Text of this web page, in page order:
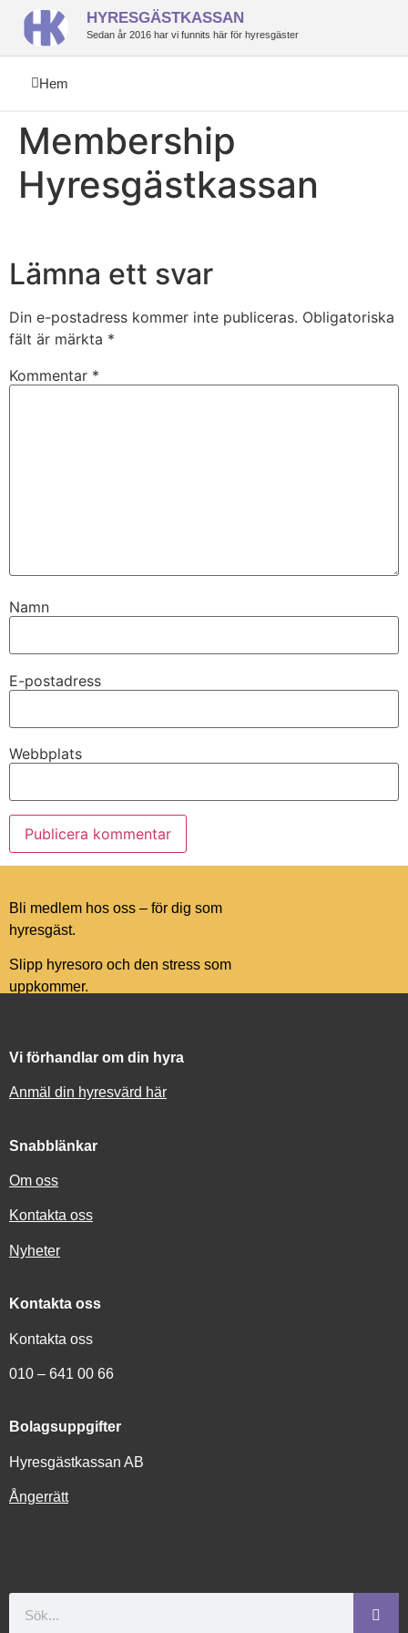
HYRESGÄSTKASSAN
Sedan år 2016 har vi funnits här för hyresgäster
Hem
Membership
Hyresgästkassan
Lämna ett svar
Din e-postadress kommer inte publiceras. Obligatoriska
fält är märkta *
Kommentar *
Namn
E-postadress
Webbplats
Bli medlem hos oss – för dig som
hyresgäst.
Slipp hyresoro och den stress som
uppkommer.
Vi förhandlar om din hyra
Anmäl din hyresvärd här
Snabblänkar
Om oss
Kontakta oss
Nyheter
Kontakta oss
Kontakta oss
010 – 641 00 66
Bolagsuppgifter
Hyresgästkassan AB
Ångerrätt